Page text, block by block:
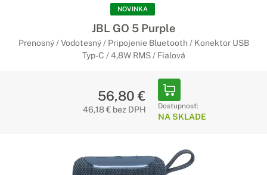
NOVINKA
JBL GO 5 Purple
Prenosný / Vodotesný / Pripojenie Bluetooth / Konektor USB
Typ-C / 4,8W RMS / Fialová
56,80 €
46,18 € bez DPH Dostupnosť:
NA SKLADE